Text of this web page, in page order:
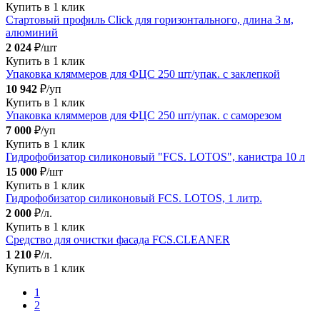
Купить в 1 клик
Стартовый профиль Click для горизонтального, длина 3 м,
алюминий
2 024 ₽/шт
Купить в 1 клик
Упаковка кляммеров для ФЦС 250 шт/упак. с заклепкой
10 942 ₽/уп
Купить в 1 клик
Упаковка кляммеров для ФЦС 250 шт/упак. с саморезом
7 000 ₽/уп
Купить в 1 клик
Гидрофобизатор силиконовый "FCS. LOTOS", канистра 10 л
15 000 ₽/шт
Купить в 1 клик
Гидрофобизатор силиконовый FCS. LOTOS, 1 литр.
2 000 ₽/л.
Купить в 1 клик
Средство для очистки фасада FCS.CLEANER
1 210 ₽/л.
Купить в 1 клик
1
2